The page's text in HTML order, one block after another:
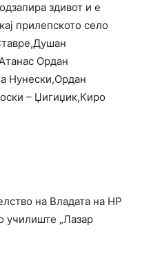
здивот и е
прилепското село
Ордан
Нунески,Ордан
– Џигиџик,Киро
на Владата на НР
училиште „Лазар